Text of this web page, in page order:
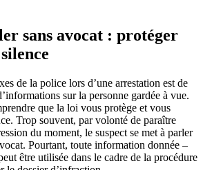
sans avocat : protéger
de la police lors d’une arrestation est de
sur la personne gardée à vue.
que la loi vous protège et vous
Trop souvent, par volonté de paraître
du moment, le suspect se met à parler
Pourtant, toute information donnée –
être utilisée dans le cadre de la procédure